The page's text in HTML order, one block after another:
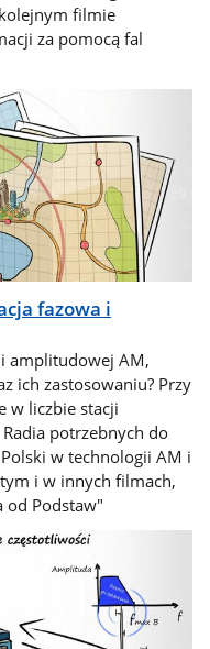
filmie
za pomocą fal
fazowa i
amplitudowej AM,
ich zastosowaniu? Przy
w liczbie stacji
potrzebnych do
w technologii AM i
i w innych filmach,
od Podstaw"